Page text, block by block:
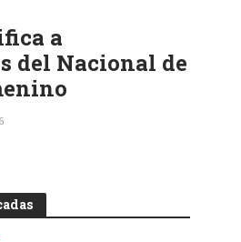
a
del Nacional de